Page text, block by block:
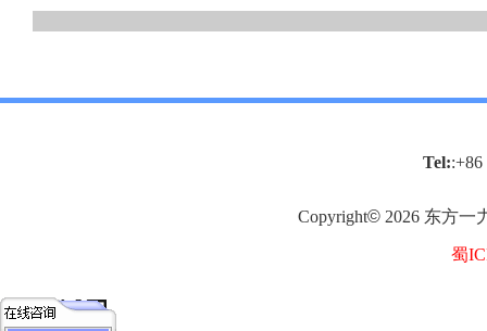
Tel::+86
Copyright© 2026 东方一
蜀